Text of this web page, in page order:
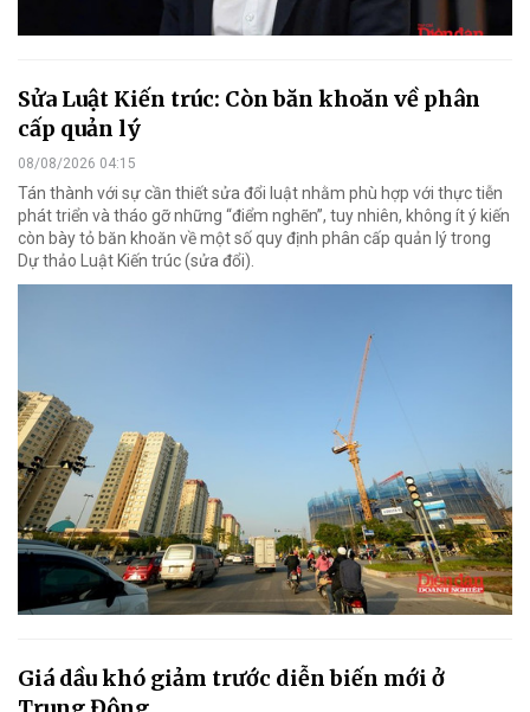
Sửa Luật Kiến trúc: Còn băn khoăn về phân
cấp quản lý
08/08/2026 04:15
Tán thành với sự cần thiết sửa đổi luật nhằm phù hợp với thực tiễn
phát triển và tháo gỡ những “điểm nghẽn”, tuy nhiên, không ít ý kiến
còn bày tỏ băn khoăn về một số quy định phân cấp quản lý trong
Dự thảo Luật Kiến trúc (sửa đổi).
Giá dầu khó giảm trước diễn biến mới ở